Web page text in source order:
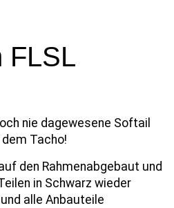
FLSL
nie dagewesene Softail
Tacho!
den Rahmenabgebaut und
in Schwarz wieder
alle Anbauteile